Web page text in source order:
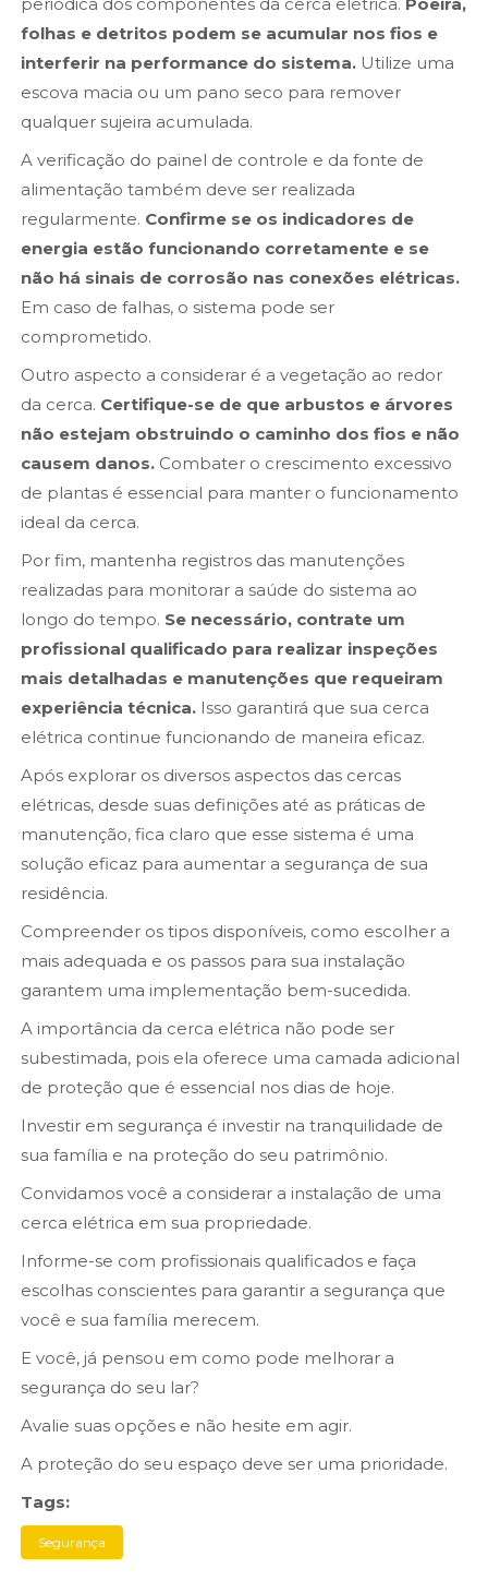
folhas e detritos podem se acumular nos fios e
interferir na performance do sistema. Utilize uma
escova macia ou um pano seco para remover
qualquer sujeira acumulada.
A verificação do painel de controle e da fonte de
alimentação também deve ser realizada
regularmente. Confirme se os indicadores de
energia estão funcionando corretamente e se
não há sinais de corrosão nas conexões elétricas.
Em caso de falhas, o sistema pode ser
comprometido.
Outro aspecto a considerar é a vegetação ao redor
da cerca. Certifique-se de que arbustos e árvores
não estejam obstruindo o caminho dos fios e não
causem danos. Combater o crescimento excessivo
de plantas é essencial para manter o funcionamento
ideal da cerca.
Por fim, mantenha registros das manutenções
realizadas para monitorar a saúde do sistema ao
longo do tempo. Se necessário, contrate um
profissional qualificado para realizar inspeções
mais detalhadas e manutenções que requeiram
experiência técnica. Isso garantirá que sua cerca
elétrica continue funcionando de maneira eficaz.
Após explorar os diversos aspectos das cercas
elétricas, desde suas definições até as práticas de
manutenção, fica claro que esse sistema é uma
solução eficaz para aumentar a segurança de sua
residência.
Compreender os tipos disponíveis, como escolher a
mais adequada e os passos para sua instalação
garantem uma implementação bem-sucedida.
A importância da cerca elétrica não pode ser
subestimada, pois ela oferece uma camada adicional
de proteção que é essencial nos dias de hoje.
Investir em segurança é investir na tranquilidade de
sua família e na proteção do seu patrimônio.
Convidamos você a considerar a instalação de uma
cerca elétrica em sua propriedade.
Informe-se com profissionais qualificados e faça
escolhas conscientes para garantir a segurança que
você e sua família merecem.
E você, já pensou em como pode melhorar a
segurança do seu lar?
Avalie suas opções e não hesite em agir.
A proteção do seu espaço deve ser uma prioridade.
Tags:
Segurança